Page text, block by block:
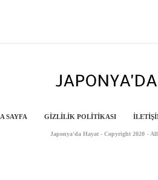
SAYFA GIZLILIK POLITIKASI
Japonya'da Hayat - Copyright 2020 -